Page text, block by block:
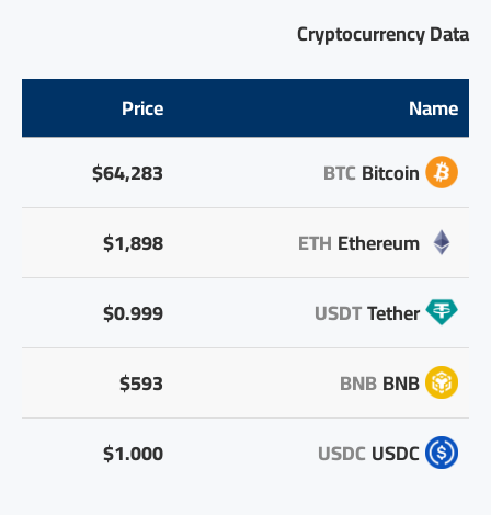
Cryptocurrency Data
Name
Price
Bitcoin
BTC
$64,283
Ethereum
ETH
$1,898
Tether
USDT
$0.999
BNB
BNB
$593
USDC
USDC
$1.000